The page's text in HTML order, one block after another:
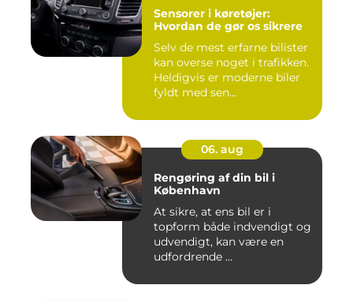
Sensorer i køretøjer:
Hvordan de gør os sikrere
Selv de mest erfarne bilister
kan overse noget i trafikken.
Heldigvis er moderne biler
fyldt med sen...
06. aug
Rengøring af din bil i
København
At sikre, at ens bil er i
topform både indvendigt og
udvendigt, kan være en
udfordrende ...